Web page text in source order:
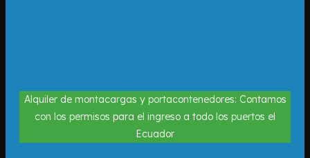
Alquiler de montacargas y portacontenedores: Contamos
con los permisos para el ingreso a todo los puertos el
Ecuador